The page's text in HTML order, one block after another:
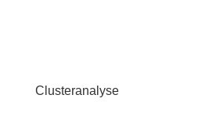
Clusteranalyse